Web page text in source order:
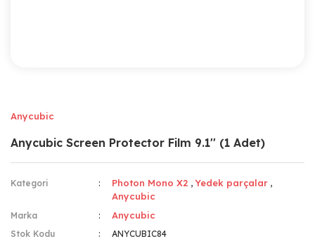
Anycubic
Anycubic Screen Protector Film 9.1'' (1 Adet)
Kategori Photon Mono X2 ,Yedek parçalar ,
Anycubic
Marka Anycubic
Stok Kodu
ANYCUBIC84